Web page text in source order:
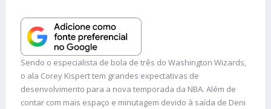
Sendo o especialista de bola de três do Washington Wizards,
o ala Corey Kispert tem grandes expectativas de
desenvolvimento para a nova temporada da NBA. Além de
contar com mais espaço e minutagem devido à saída de Deni